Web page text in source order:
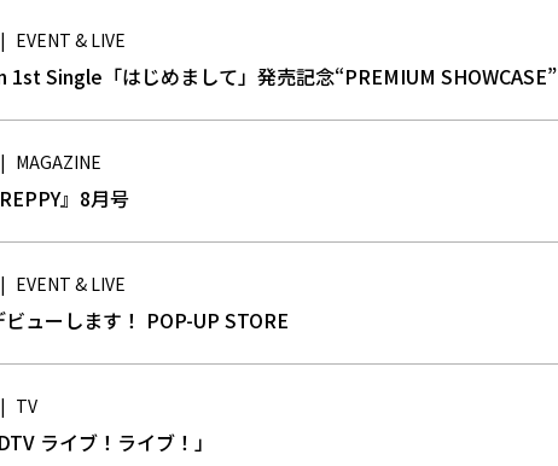
| EVENT & LIVE
1st Single「はじめまして」発売記念“PREMIUM SHOWCASE”
| MAGAZINE
』8月号
| EVENT & LIVE
ューします！ POP-UP STORE
| TV
ライブ！ライブ！」